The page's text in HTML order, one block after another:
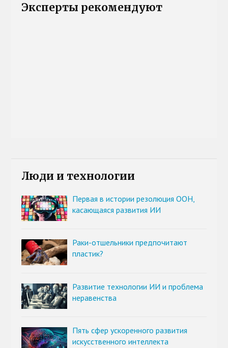
Эксперты рекомендуют
Люди и технологии
Первая в истории резолюция ООН,
касающаяся развития ИИ
Раки-отшельники предпочитают
пластик?
Развитие технологии ИИ и проблема
неравенства
Пять сфер ускоренного развития
искусственного интеллекта